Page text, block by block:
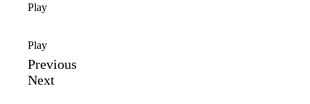
Play
Play
Previous
Next